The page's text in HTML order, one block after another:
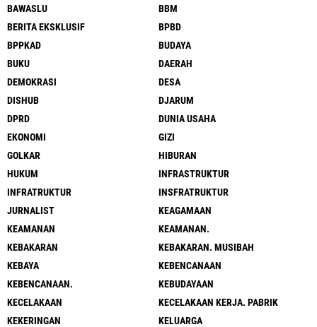
BAWASLU
BBM
BERITA EKSKLUSIF
BPBD
BPPKAD
BUDAYA
BUKU
DAERAH
DEMOKRASI
DESA
DISHUB
DJARUM
DPRD
DUNIA USAHA
EKONOMI
GIZI
GOLKAR
HIBURAN
HUKUM
INFRASTRUKTUR
INFRATRUKTUR
INSFRATRUKTUR
JURNALIST
KEAGAMAAN
KEAMANAN
KEAMANAN.
KEBAKARAN
KEBAKARAN. MUSIBAH
KEBAYA
KEBENCANAAN
KEBENCANAAN.
KEBUDAYAAN
KECELAKAAN
KECELAKAAN KERJA. PABRIK
KEKERINGAN
KELUARGA